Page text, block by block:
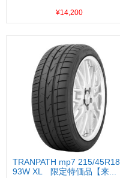
¥14,200
TRANPATH mp7 215/45R18
93W XL 限定特価品【来...